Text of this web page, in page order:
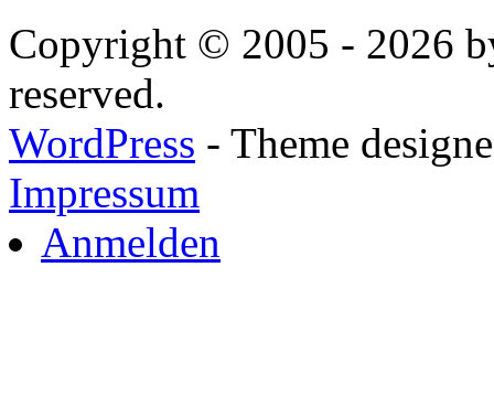
Copyright © 2005 - 2026
reserved.
WordPress - Theme
Impressum
Anmelden